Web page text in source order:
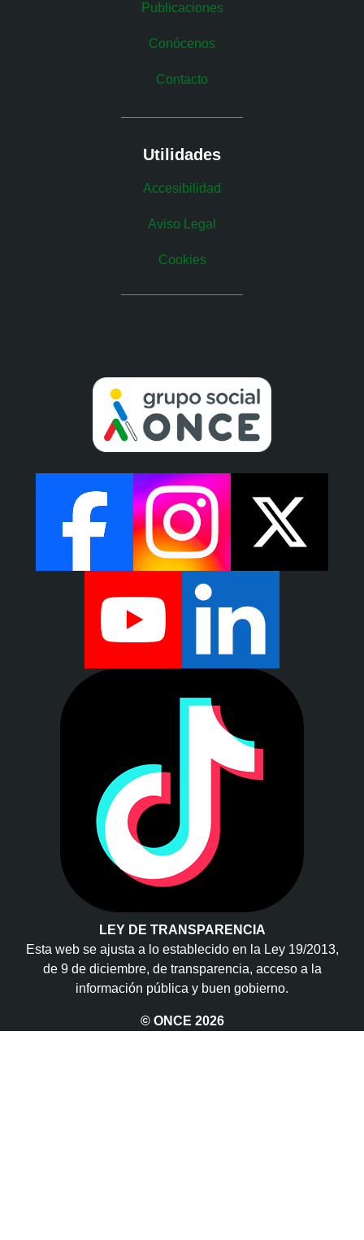
Publicaciones
Conócenos
Contacto
Utilidades
Accesibilidad
Aviso Legal
Cookies
LEY DE TRANSPARENCIA
Esta web se ajusta a lo establecido en la Ley 19/2013,
de 9 de diciembre, de transparencia, acceso a la
información pública y buen gobierno.
© ONCE 2026